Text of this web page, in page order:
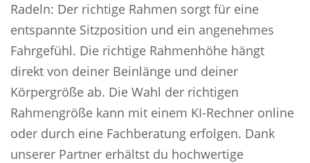
Radeln: Der richtige Rahmen sorgt für eine
entspannte Sitzposition und ein angenehmes
Fahrgefühl. Die richtige Rahmenhöhe hängt
direkt von deiner Beinlänge und deiner
Körpergröße ab. Die Wahl der richtigen
Rahmengröße kann mit einem KI-Rechner online
oder durch eine Fachberatung erfolgen. Dank
unserer Partner erhältst du hochwertige